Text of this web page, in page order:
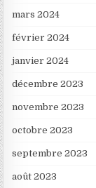
mars 2024
février 2024
janvier 2024
décembre 2023
novembre 2023
octobre 2023
septembre 2023
août 2023